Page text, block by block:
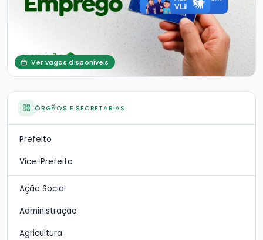
Ver vagas disponíveis
ÓRGÃOS E SECRETARIAS
Prefeito
Vice-Prefeito
Ação Social
Administração
Agricultura